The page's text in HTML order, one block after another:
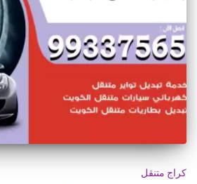
كراج متنقل